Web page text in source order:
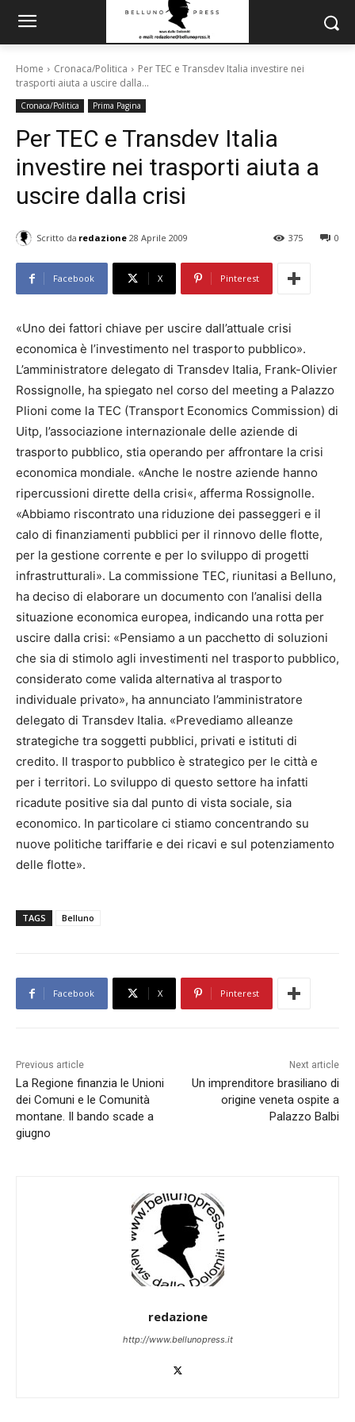
Home Cronaca/Politica
Per TEC e Transdev Italia investire nei
trasporti aiuta a uscire dalla...
Cronaca/Politica Prima Pagina
Per TEC e Transdev Italia
investire nei trasporti aiuta a
uscire dalla crisi
Scritto da redazione 28 Aprile 2009 0
375
Facebook X Pinterest
«Uno dei fattori chiave per uscire dall’attuale crisi
economica è l’investimento nel trasporto pubblico».
L’amministratore delegato di Transdev Italia, Frank-Olivier
Rossignolle, ha spiegato nel corso del meeting a Palazzo
Plioni come la TEC (Transport Economics Commission) di
Uitp, l’associazione internazionale delle aziende di
trasporto pubblico, stia operando per affrontare la crisi
economica mondiale. «Anche le nostre aziende hanno
ripercussioni dirette della crisi«, afferma Rossignolle.
«Abbiamo riscontrato una riduzione dei passeggeri e il
calo di finanziamenti pubblici per il rinnovo delle flotte,
per la gestione corrente e per lo sviluppo di progetti
infrastrutturali». La commissione TEC, riunitasi a Belluno,
ha deciso di elaborare un documento con l’analisi della
situazione economica europea, indicando una rotta per
uscire dalla crisi: «Pensiamo a un pacchetto di soluzioni
che sia di stimolo agli investimenti nel trasporto pubblico,
considerato come valida alternativa al trasporto
individuale privato», ha annunciato l’amministratore
delegato di Transdev Italia. «Prevediamo alleanze
strategiche tra soggetti pubblici, privati e istituti di
credito. Il trasporto pubblico è strategico per le città e
per i territori. Lo sviluppo di questo settore ha infatti
ricadute positive sia dal punto di vista sociale, sia
economico. In particolare ci stiamo concentrando su
nuove politiche tariffarie e dei ricavi e sul potenziamento
delle flotte».
TAGS Belluno
Facebook X Pinterest
Previous article
La Regione finanzia le Unioni
dei Comuni e le Comunità
montane. Il bando scade a
giugno
Next article
Un imprenditore brasiliano di
origine veneta ospite a
Palazzo Balbi
redazione
http://www.bellunopress.it